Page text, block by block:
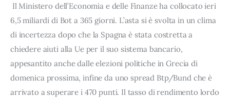
Il Ministero dell’Economia e delle Finanze ha collocato ieri
6,5 miliardi di Bot a 365 giorni. L’asta si è svolta in un clima
di incertezza dopo che la Spagna è stata costretta a
chiedere aiuti alla Ue per il suo sistema bancario,
appesantito anche dalle elezioni politiche in Grecia di
domenica prossima, infine da uno spread Btp/Bund che è
arrivato a superare i 470 punti. Il tasso di rendimento lordo